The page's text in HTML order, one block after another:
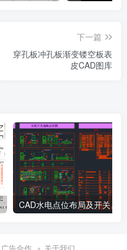
下一篇
穿孔板冲孔板渐变镂空板表
皮CAD图库